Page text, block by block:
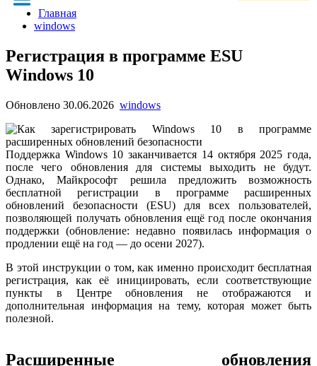
Главная
windows
Регистрация в программе ESU
Windows 10
Обновлено 30.06.2026 windows
Поддержка Windows 10 заканчивается 14 октября 2025 года,
после чего обновления для системы выходить не будут.
Однако, Майкрософт решила предложить возможность
бесплатной регистрации в программе расширенных
обновлений безопасности (ESU) для всех пользователей,
позволяющей получать обновления ещё год после окончания
поддержки (обновление: недавно появилась информация о
продлении ещё на год — до осени 2027).
В этой инструкции о том, как именно происходит бесплатная
регистрация, как её инициировать, если соответствующие
пункты в Центре обновления не отображаются и
дополнительная информация на тему, которая может быть
полезной.
Расширенные обновления